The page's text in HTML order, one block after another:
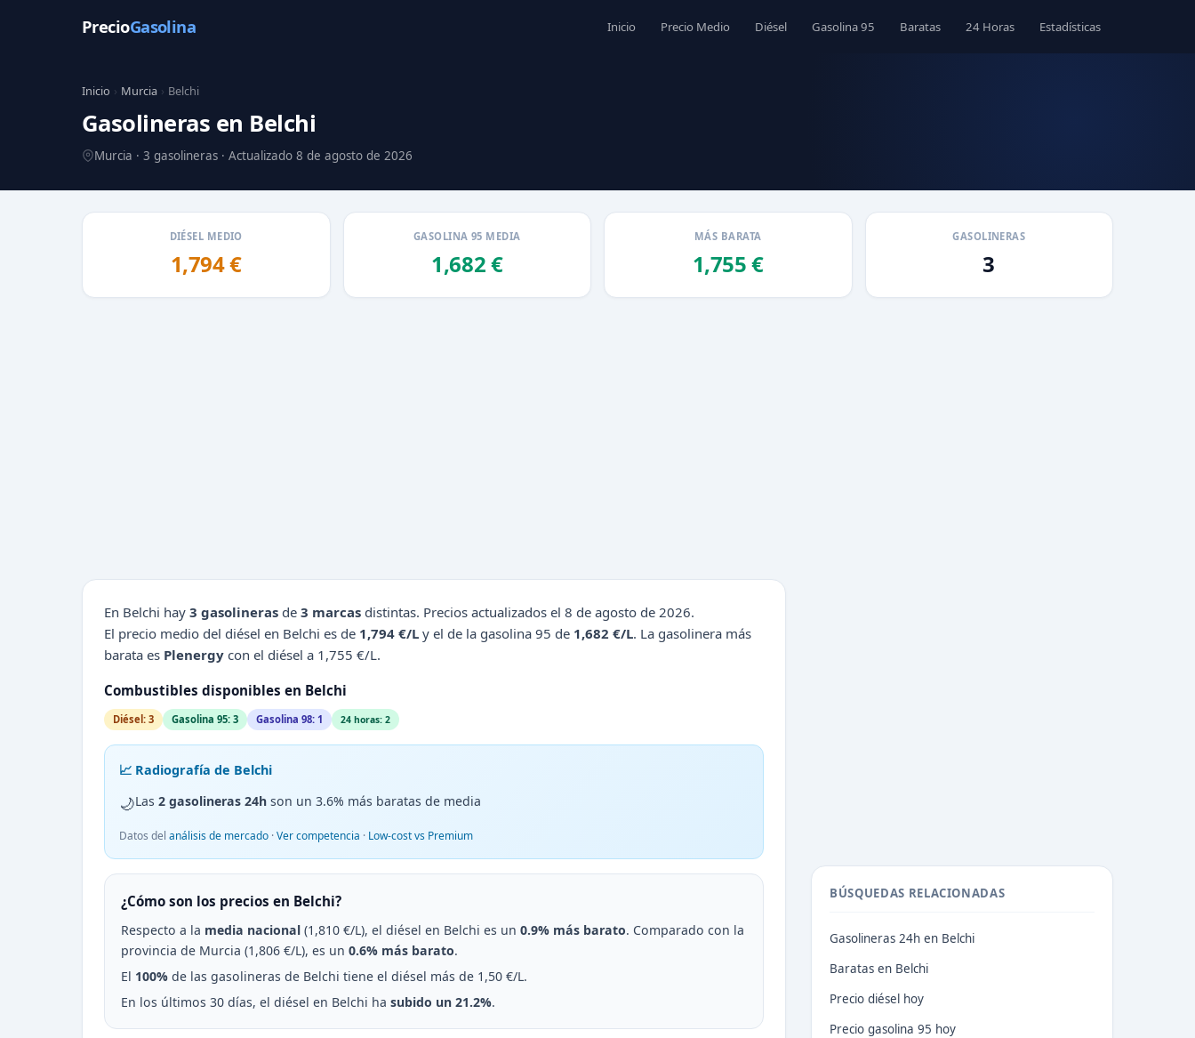
PrecioGasolina Inicio Precio Medio Diésel Gasolina 95 Baratas 24 Horas Estadísticas
Inicio › Murcia › Belchi
Gasolineras en Belchi
Murcia · 3 gasolineras · Actualizado 8 de agosto de 2026
DIÉSEL MEDIO
1,794 €
GASOLINA 95 MEDIA
1,682 €
MÁS BARATA
1,755 €
GASOLINERAS
3
En Belchi hay 3 gasolineras de 3 marcas distintas. Precios actualizados el 8 de agosto de 2026.
El precio medio del diésel en Belchi es de 1,794 €/L y el de la gasolina 95 de 1,682 €/L. La gasolinera más
barata es Plenergy con el diésel a 1,755 €/L.
Combustibles disponibles en Belchi
Diésel: 3 Gasolina 95: 3 Gasolina 98: 1 24 horas: 2
📈 Radiografía de Belchi
🌙Las 2 gasolineras 24h son un 3.6% más baratas de media
Datos del análisis de mercado ·Ver competencia · Low-cost vs Premium
¿Cómo son los precios en Belchi?
Respecto a la media nacional (1,810 €/L), el diésel en Belchi es un 0.9% más barato. Comparado con la
provincia de Murcia (1,806 €/L), es un 0.6% más barato.
El 100% de las gasolineras de Belchi tiene el diésel más de 1,50 €/L.
En los últimos 30 días, el diésel en Belchi ha subido un 21.2%.
BÚSQUEDAS RELACIONADAS
Gasolineras 24h en Belchi
Baratas en Belchi
Precio diésel hoy
Precio gasolina 95 hoy